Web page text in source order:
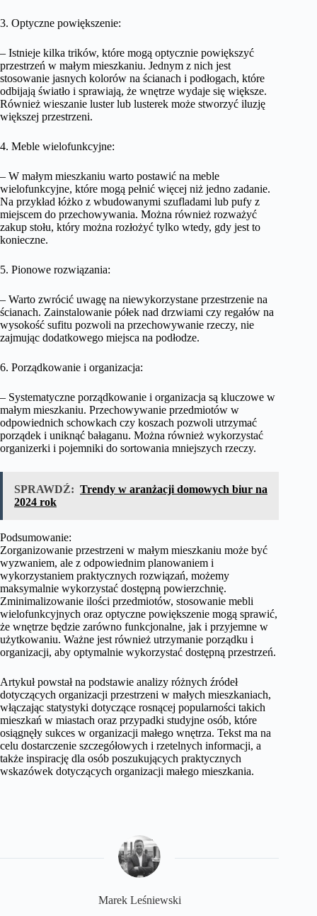
3. Optyczne powiększenie:
– Istnieje kilka trików, które mogą optycznie powiększyć
przestrzeń w małym mieszkaniu. Jednym z nich jest
stosowanie jasnych kolorów na ścianach i podłogach, które
odbijają światło i sprawiają, że wnętrze wydaje się większe.
Również wieszanie luster lub lusterek może stworzyć iluzję
większej przestrzeni.
4. Meble wielofunkcyjne:
– W małym mieszkaniu warto postawić na meble
wielofunkcyjne, które mogą pełnić więcej niż jedno zadanie.
Na przykład łóżko z wbudowanymi szufladami lub pufy z
miejscem do przechowywania. Można również rozważyć
zakup stołu, który można rozłożyć tylko wtedy, gdy jest to
konieczne.
5. Pionowe rozwiązania:
– Warto zwrócić uwagę na niewykorzystane przestrzenie na
ścianach. Zainstalowanie półek nad drzwiami czy regałów na
wysokość sufitu pozwoli na przechowywanie rzeczy, nie
zajmując dodatkowego miejsca na podłodze.
6. Porządkowanie i organizacja:
– Systematyczne porządkowanie i organizacja są kluczowe w
małym mieszkaniu. Przechowywanie przedmiotów w
odpowiednich schowkach czy koszach pozwoli utrzymać
porządek i uniknąć bałaganu. Można również wykorzystać
organizerki i pojemniki do sortowania mniejszych rzeczy.
SPRAWDŹ: Trendy w aranżacji domowych biur na
2024 rok
Podsumowanie:
Zorganizowanie przestrzeni w małym mieszkaniu może być
wyzwaniem, ale z odpowiednim planowaniem i
wykorzystaniem praktycznych rozwiązań, możemy
maksymalnie wykorzystać dostępną powierzchnię.
Zminimalizowanie ilości przedmiotów, stosowanie mebli
wielofunkcyjnych oraz optyczne powiększenie mogą sprawić,
że wnętrze będzie zarówno funkcjonalne, jak i przyjemne w
użytkowaniu. Ważne jest również utrzymanie porządku i
organizacji, aby optymalnie wykorzystać dostępną przestrzeń.
Artykuł powstał na podstawie analizy różnych źródeł
dotyczących organizacji przestrzeni w małych mieszkaniach,
włączając statystyki dotyczące rosnącej popularności takich
mieszkań w miastach oraz przypadki studyjne osób, które
osiągnęły sukces w organizacji małego wnętrza. Tekst ma na
celu dostarczenie szczegółowych i rzetelnych informacji, a
także inspirację dla osób poszukujących praktycznych
wskazówek dotyczących organizacji małego mieszkania.
Marek Leśniewski